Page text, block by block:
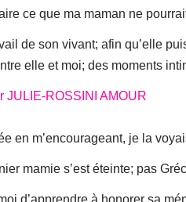
ce que ma maman ne
de son vivant; afin qu’elle
elle et moi; des moments
en m’encourageant, je la
mamie s’est éteinte; pas
d’apprendre à honorer sa